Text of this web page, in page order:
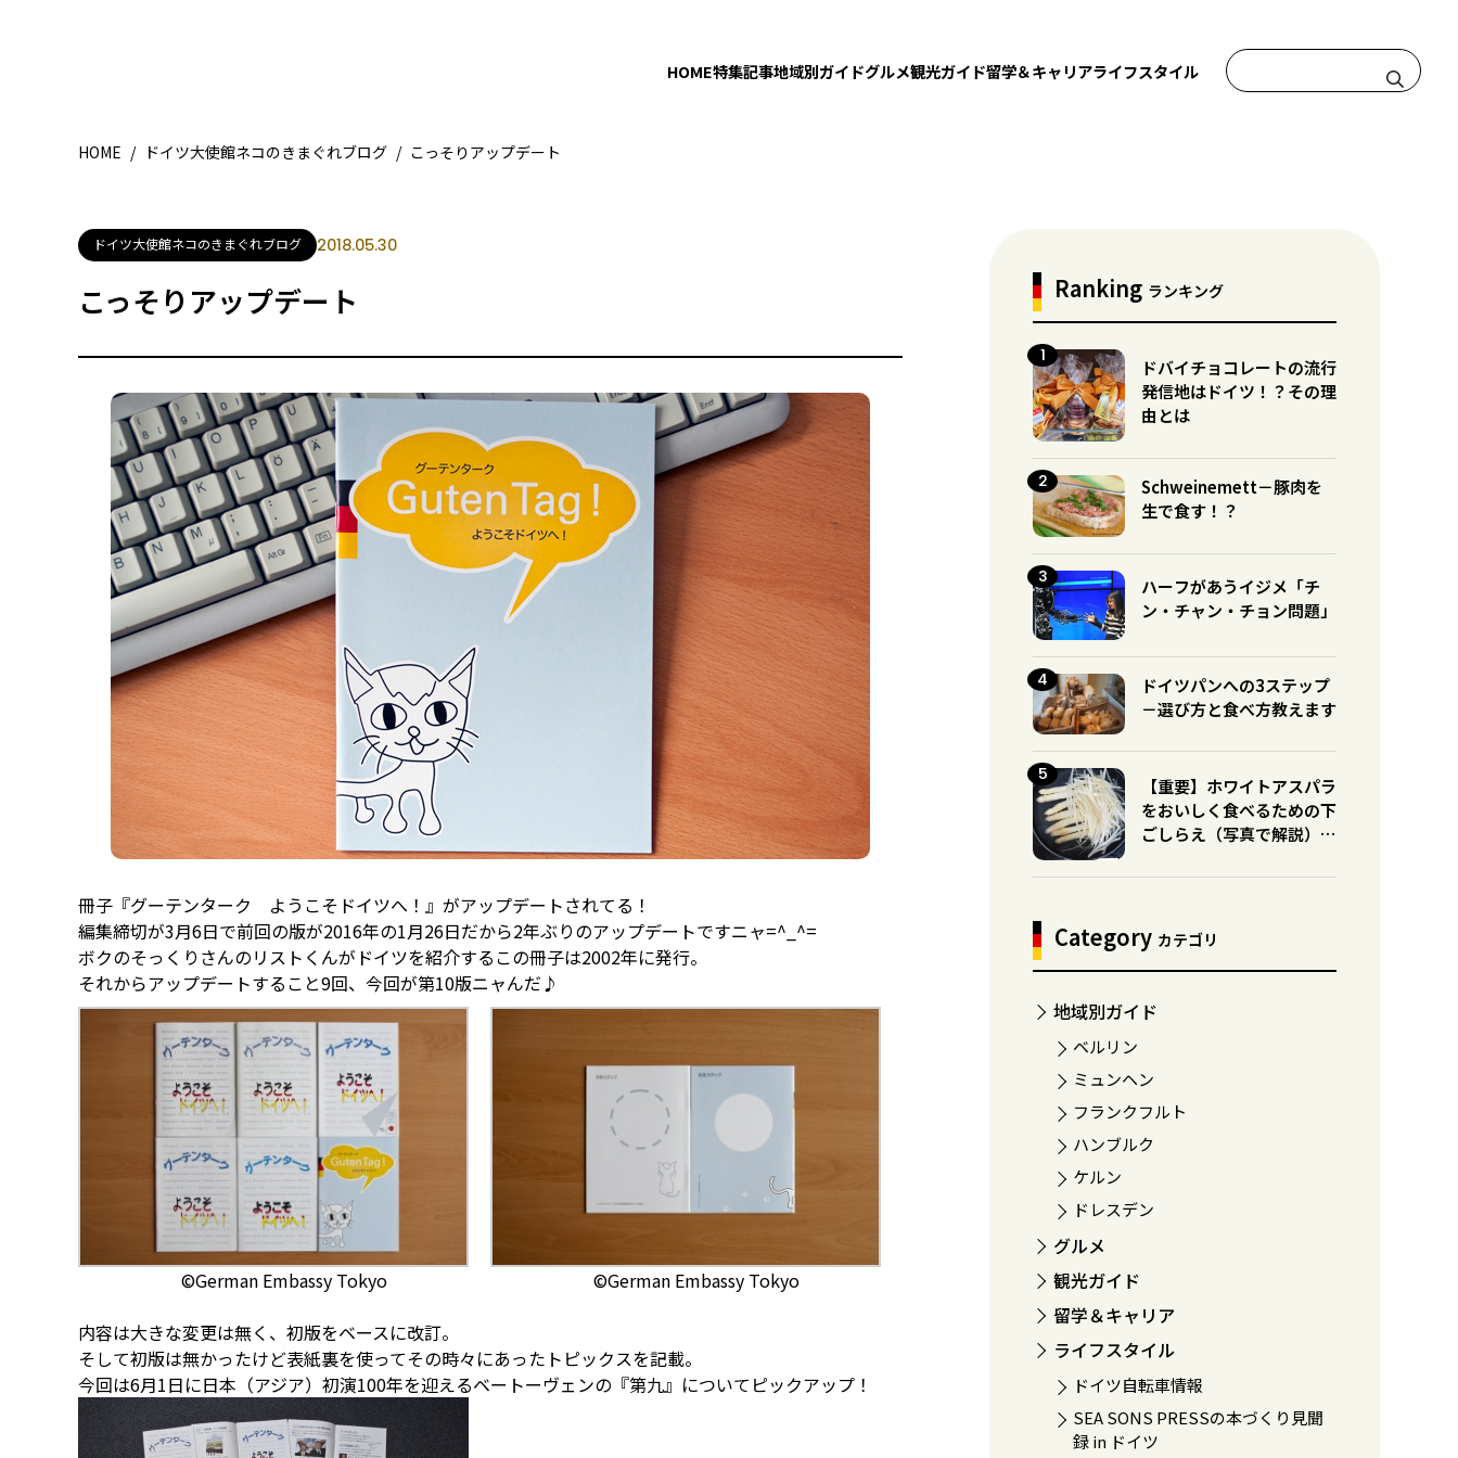
HOME特集記事地域別ガイドグルメ観光ガイド留学＆キャリアライフスタイル
HOME / ドイツ大使館ネコのきまぐれブログ / こっそりアップデート
ドイツ大使館ネコのきまぐれブログ 2018.05.30
こっそりアップデート
冊子『グーテンターク ようこそドイツへ！』がアップデートされてる！
編集締切が3月6日で前回の版が2016年の1月26日だから2年ぶりのアップデートですニャ=^_^=
ボクのそっくりさんのリストくんがドイツを紹介するこの冊子は2002年に発行。
それからアップデートすること9回、今回が第10版ニャんだ♪
©German Embassy Tokyo
©German Embassy Tokyo
内容は大きな変更は無く、初版をベースに改訂。
そして初版は無かったけど表紙裏を使ってその時々にあったトピックスを記載。
今回は6月1日に日本（アジア）初演100年を迎えるベートーヴェンの『第九』についてピックアップ！
Ranking ランキング
ドバイチョコレートの流行
発信地はドイツ！？その理
由とは
Schweinemett－豚肉を
生で食す！？
ハーフがあうイジメ「チ
ン・チャン・チョン問題」
ドイツパンへの3ステップ
－選び方と食べ方教えます
【重要】ホワイトアスパラ
をおいしく食べるための下
ごしらえ（写真で解説）※
Category カテゴリ
地域別ガイド
ベルリン
ミュンヘン
フランクフルト
ハンブルク
ケルン
ドレスデン
グルメ
観光ガイド
留学＆キャリア
ライフスタイル
ドイツ自転車情報
SEA SONS PRESSの本づくり見聞
録 in ドイツ